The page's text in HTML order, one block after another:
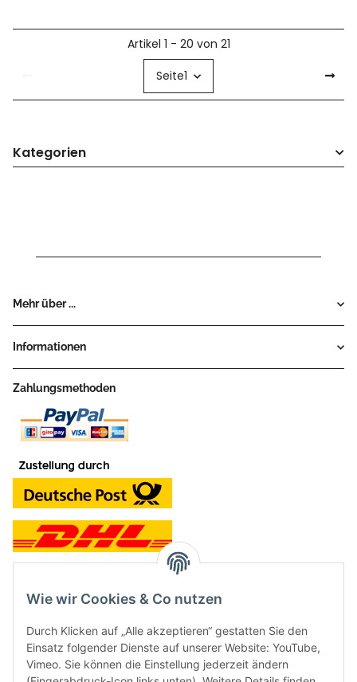
Artikel 1 - 20 von 21
Seite1
Kategorien
Mehr über ...
Informationen
Zahlungsmethoden
Neben dem Onlineshop haben wir ein Ladengeschäft in Hütten:
Frontline Games
Wie wir Cookies & Co nutzen
Durch Klicken auf „Alle akzeptieren“ gestatten Sie den
Einsatz folgender Dienste auf unserer Website: YouTube,
Vimeo. Sie können die Einstellung jederzeit ändern